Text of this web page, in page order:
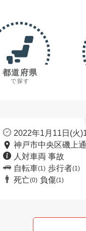
都道府県
で探す
2022年1月11日(火
神戸市中央区磯上
人対車両 事故
自転車(1) 歩行者(1)
死亡(0) 負傷(1)